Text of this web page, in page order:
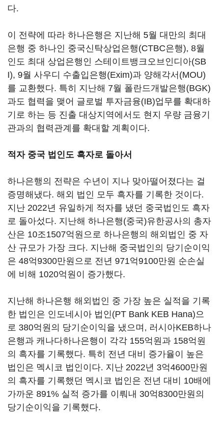
다.
이 전략에 따라 하나은행은 지난해 5월 대만의 최대
은행 중 하나인 중국신탁상업은행(CTBC은행), 8월
인도 최대 상업은행인 스테이트뱅크오브인디아(SB
I), 9월 사우디 수출입은행(Exim)과 양해각서(MOU)
를 교환했다. 특히 지난해 7월 폴란드개발은행(BGK)
과도 협력을 맺어 글로벌 투자금융(IB)업무를 확대하
기로 하는 등 진출 대상지역에서도 현지 우량 금융기
관과의 협력관계를 확대할 계획이다.
적자 중국 법인도 흑자로 돌아서
하나은행의 전략은 수년이 지나 맞아떨어졌다는 걸
증명해냈다. 해외 법인 모두 흑자를 기록한 것이다.
지난 2022년 유일하게 적자를 냈던 중국법인도 흑자
로 돌아섰다. 지난해 하나은행(중국)유한공사의 총자
산은 10조1507억원으로 하나은행의 해외법인 중 자
산 규모가 가장 크다. 지난해 중국법인의 당기순이익
은 48억9300만원으로 전년 971억9100만원 순손실
에 비해 1020억원이 증가했다.
지난해 하나은행 해외법인 중 가장 높은 실적을 기록
한 법인은 인도네시아 법인(PT Bank KEB Hana)으
로 380억원의 당기순이익을 냈으며, 러시아KEB하나
은행과 캐나다하나은행이 각각 155억원과 158억원
의 흑자를 기록했다. 특히 전년 대비 증가율이 높은
법인은 멕시코 법인이다. 지난 2022년 3억4600만원
의 흑자를 기록했던 멕시코 법인은 전년 대비 10배에
가까운 891% 실적 증가를 이뤄내 30억8300만원의
당기순이익을 기록했다.